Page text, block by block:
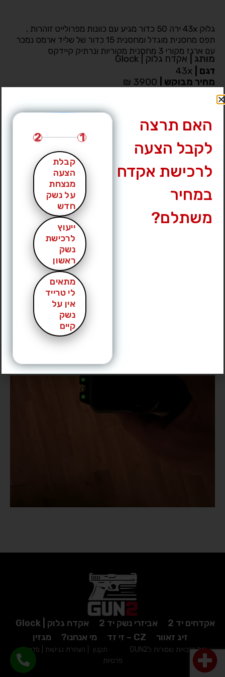
גלוק 43x ירה 50 כדור מגיע עם כוונות מפרולייט זוהרות ,
תפס מחסנית מוגדל ומחסנית 15 כדור של שליד ארמס נמכר
עם ארגז מקורי 3 מחסנית מקוריות ונרתיק קיידקס
מותג
אקדח גלוק | Glock
דגם
מחיר מבוקש
לחץ לצפייה במס’ טלפון »
אקדחים יד 2 אביזרי נשק יד 2
אקדח גלוק | Glock
זיג זאוור
CZ – זי זד מי אנחנו? מגזין
כל הזכויות שמורות לGUN2 תקנון הצהרת נגישות
מדיניות
פרטיות
האם תרצה
לקבל הצעה
לרכישת אקדח
במחיר
משתלם?
1
2
קבלת
הצעה
מנצחת
על נשק
חדש
ייעוץ
לרכישת
נשק
ראשון
מתאים
לי טרייד
אין על
נשק
קיים